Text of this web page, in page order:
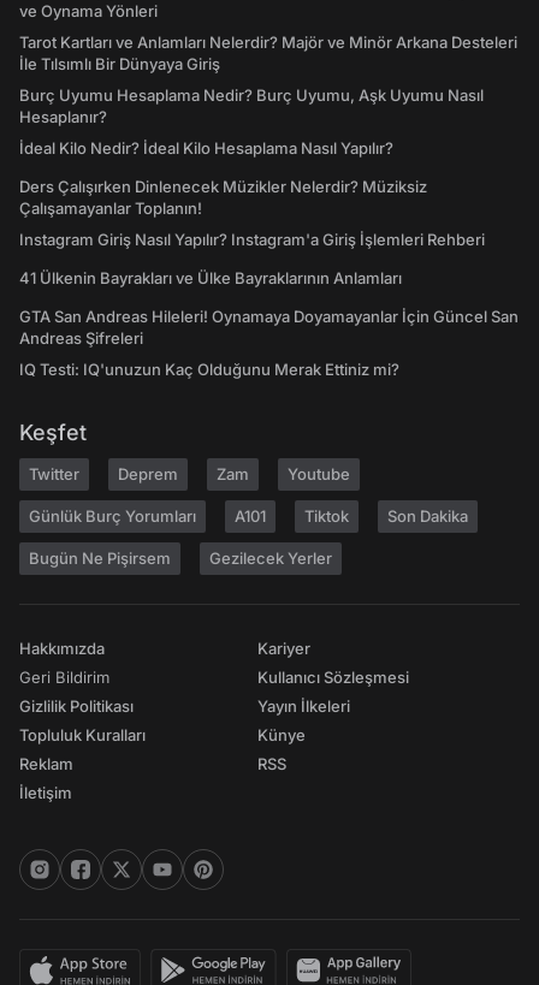
ve Oynama Yönleri
Tarot Kartları ve Anlamları Nelerdir? Majör ve Minör Arkana Desteleri
İle Tılsımlı Bir Dünyaya Giriş
Burç Uyumu Hesaplama Nedir? Burç Uyumu, Aşk Uyumu Nasıl
Hesaplanır?
İdeal Kilo Nedir? İdeal Kilo Hesaplama Nasıl Yapılır?
Ders Çalışırken Dinlenecek Müzikler Nelerdir? Müziksiz
Çalışamayanlar Toplanın!
Instagram Giriş Nasıl Yapılır? Instagram'a Giriş İşlemleri Rehberi
41 Ülkenin Bayrakları ve Ülke Bayraklarının Anlamları
GTA San Andreas Hileleri! Oynamaya Doyamayanlar İçin Güncel San
Andreas Şifreleri
IQ Testi: IQ'unuzun Kaç Olduğunu Merak Ettiniz mi?
Keşfet
Twitter Deprem Zam Youtube
Günlük Burç Yorumları A101 Tiktok Son Dakika
Bugün Ne Pişirsem Gezilecek Yerler
Hakkımızda
Geri Bildirim
Gizlilik Politikası
Topluluk Kuralları
Reklam
İletişim
Kariyer
Kullanıcı Sözleşmesi
Yayın İlkeleri
Künye
RSS